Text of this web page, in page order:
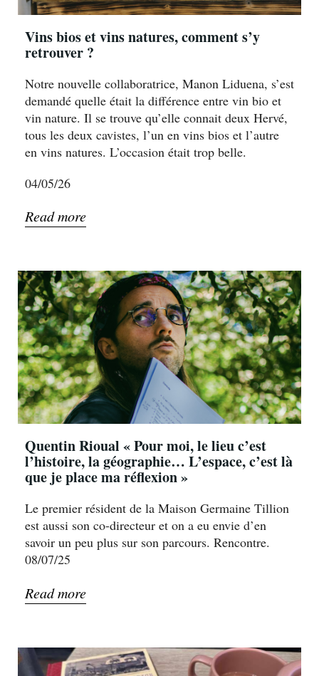
Vins bios et vins natures, comment s’y
retrouver ?
Notre nouvelle collaboratrice, Manon Liduena, s’est
demandé quelle était la différence entre vin bio et
vin nature. Il se trouve qu’elle connait deux Hervé,
tous les deux cavistes, l’un en vins bios et l’autre
en vins natures. L’occasion était trop belle.
04/05/26
Read more
Quentin Rioual « Pour moi, le lieu c’est
l’histoire, la géographie… L’espace, c’est là
que je place ma réflexion »
Le premier résident de la Maison Germaine Tillion
est aussi son co-directeur et on a eu envie d’en
savoir un peu plus sur son parcours. Rencontre.
08/07/25
Read more